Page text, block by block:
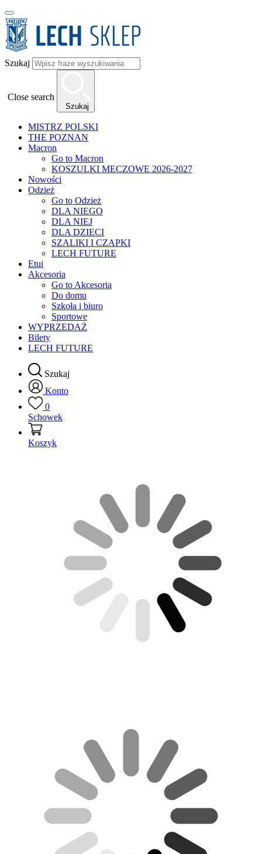
Szukaj
Close search
Szukaj
MISTRZ POLSKI
THE POZNAN
Macron
Go to Macron
KOSZULKI MECZOWE 2026-2027
Nowości
Odzież
Go to Odzież
DLA NIEGO
DLA NIEJ
DLA DZIECI
SZALIKI I CZAPKI
LECH FUTURE
Etui
Akcesoria
Go to Akcesoria
Do domu
Szkoła i biuro
Sportowe
WYPRZEDAŻ
Bilety
LECH FUTURE
Szukaj
Konto
0
Schowek
Koszyk